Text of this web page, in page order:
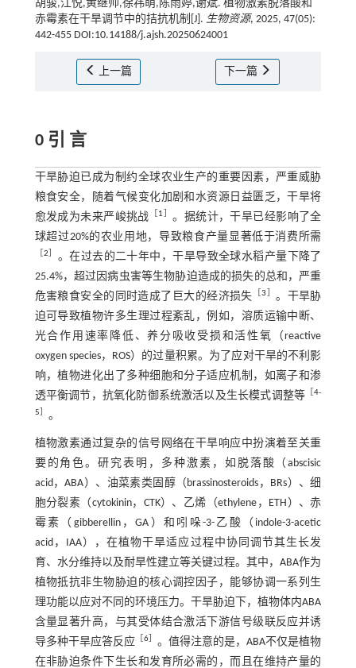
胡骏,江悦,黄继帅,徐祎萌,陈雨婷,谢斌. 植物激素脱落酸和
赤霉素在干旱调节中的拮抗机制[J]. 生物资源, 2025, 47(05):
442-455 DOI:10.14188/j.ajsh.20250624001
上一篇 下一篇
0 引 言
干旱胁迫已成为制约全球农业生产的重要因素，严重威胁
粮食安全，随着气候变化加剧和水资源日益匮乏，干旱将
愈发成为未来严峻挑战
1
。据统计，干旱已经影响了全
球超过20%的农业用地，导致粮食产量显著低于消费所需
［2
。在过去的二十年中，干旱导致全球水稻产量下降了
25.4%，超过因病虫害等生物胁迫造成的损失的总和，严重
危害粮食安全的同时造成了巨大的经济损失 ［3
。干旱胁
迫可导致植物许多生理过程紊乱，例如，溶质运输中断、
光合作用速率降低、养分吸收受损和活性氧（reactive
oxygen species，ROS）的过量积累。为了应对干旱的不利影
响，植物进化出了多种细胞和分子适应机制，如离子和渗
透平衡调节，抗氧化防御系统激活以及生长模式调整等 ［4-
5 。
植物激素通过复杂的信号网络在干旱响应中扮演着至关重
要的角色。研究表明，多种激素，如脱落酸（abscisic
acid，ABA）、油菜素类固醇（brassinosteroids，BRs）、细
胞分裂素（cytokinin，CTK）、乙烯（ethylene，ETH）、赤
霉素（gibberellin，GA）和吲哚-3-乙酸（indole-3-acetic
acid，IAA），在植物干旱适应过程中协同调节其生长发
育、水分维持以及耐旱性建立等关键过程。其中，ABA作为
植物抵抗非生物胁迫的核心调控因子，能够协调一系列生
理功能以应对不同的环境压力。干旱胁迫下，植物体内ABA
含量显著升高，与其受体结合激活下游信号级联反应并诱
导多种干旱应答反应［ 6］ 。值得注意的是，ABA不仅是植物
在非胁迫条件下生长和发育所必需的，而且在维持产量的